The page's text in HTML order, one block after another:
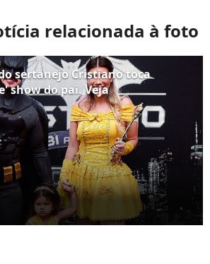
relacionada à foto
sertanejo Cristiano toca
show do pai. Veja